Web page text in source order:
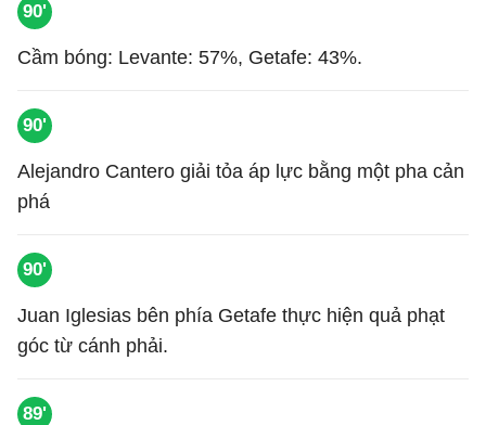
90'
Cầm bóng: Levante: 57%, Getafe: 43%.
90'
Alejandro Cantero giải tỏa áp lực bằng một pha cản
phá
90'
Juan Iglesias bên phía Getafe thực hiện quả phạt
góc từ cánh phải.
89'